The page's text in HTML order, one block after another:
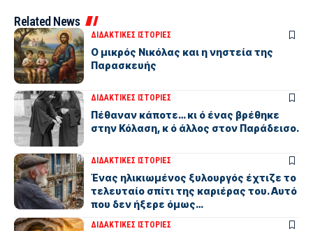
Related News
ΔΙΔΑΚΤΙΚΕΣ ΙΣΤΟΡΙΕΣ
Ο μικρός Νικόλας και η νηστεία της
Παρασκευής
ΔΙΔΑΚΤΙΚΕΣ ΙΣΤΟΡΙΕΣ
Πέθαναν κάποτε… κι ό ένας βρέθηκε
στην Κόλαση, κ ό άλλος στον Παράδεισο.
ΔΙΔΑΚΤΙΚΕΣ ΙΣΤΟΡΙΕΣ
Ένας ηλικιωμένος ξυλουργός έχτιζε το
τελευταίο σπίτι της καριέρας του. Αυτό
που δεν ήξερε όμως…
ΔΙΔΑΚΤΙΚΕΣ ΙΣΤΟΡΙΕΣ